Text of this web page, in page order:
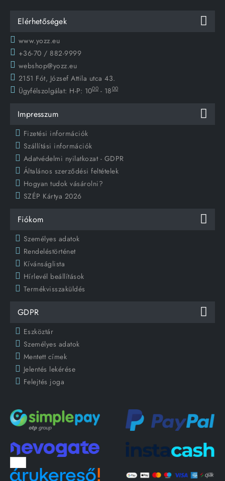
Elérhetőségek
www.yozz.eu
+36-70 / 882-9999
webshop@yozz.eu
2151 Fót, József Attila utca 43.
Ügyfélszolgálat: H-P: 1000 - 1800
Impresszum
Fizetési információk
Szállítási információk
Adatvédelmi nyilatkozat - GDPR
Általános szerződési feltételek
Hogyan tudok vásárolni?
SZÉP Kártya 2026
Fiókom
Személyes adatok
Rendeléstörténet
Kívánságlista
Hírlevél beállítások
Termékvisszaküldés
GDPR
Eszköztár
Személyes adatok
Mentett címek
Jelentés lekérése
Felejtés joga